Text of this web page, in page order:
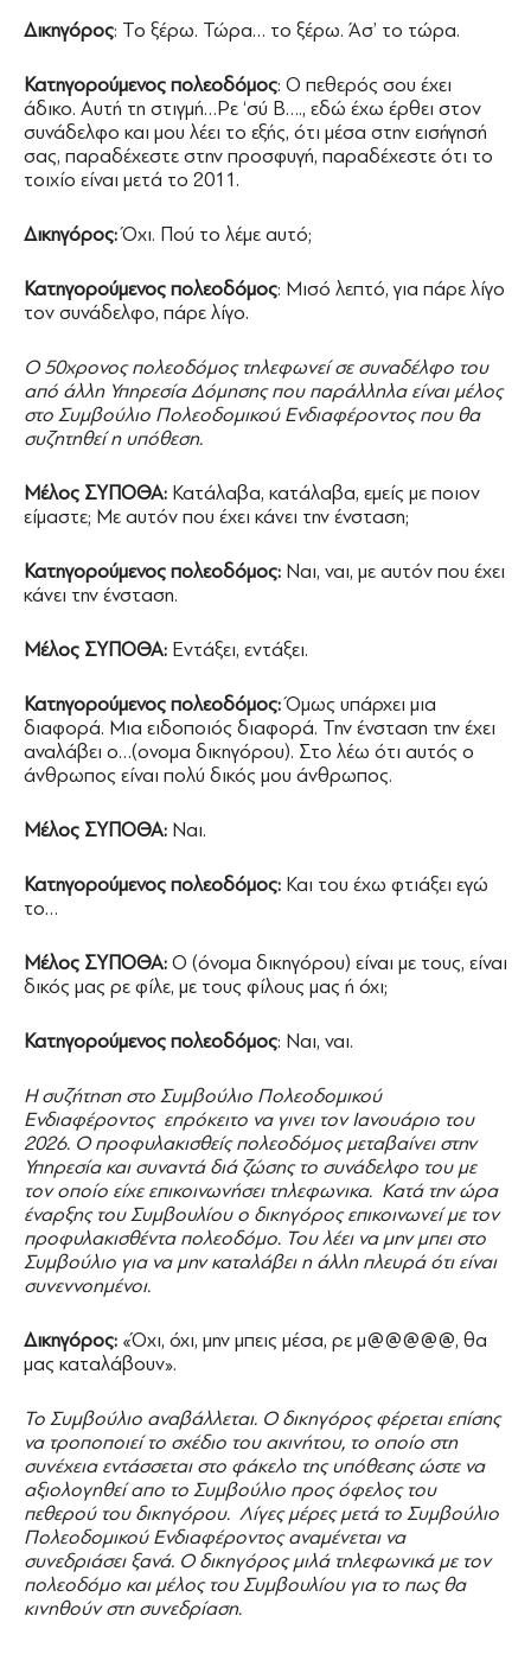
Δικηγόρος: Το ξέρω. Τώρα… το ξέρω. Άσ’ το τώρα.
Κατηγορούμενος πολεοδόμος: Ο πεθερός σου έχει
άδικο. Αυτή τη στιγμή…Ρε ‘σύ Β…., εδώ έχω έρθει στον
συνάδελφο και μου λέει το εξής, ότι μέσα στην εισήγησή
σας, παραδέχεστε στην προσφυγή, παραδέχεστε ότι το
τοιχίο είναι μετά το 2011.
Δικηγόρος:Όχι. Πού το λέμε αυτό;
Κατηγορούμενος πολεοδόμος: Μισό λεπτό, για πάρε λίγο
τον συνάδελφο, πάρε λίγο.
Ο 50χρονος πολεοδόμος τηλεφωνεί σε συναδέλφο του
από άλλη Υπηρεσία Δόμησης που παράλληλα είναι μέλος
στο Συμβούλιο Πολεοδομικού Ενδιαφέροντος που θα
συζητηθεί η υπόθεση.
Μέλος ΣΥΠΟΘΑ: Κατάλαβα, κατάλαβα, εμείς με ποιον
είμαστε; Με αυτόν που έχει κάνει την ένσταση;
Κατηγορούμενος πολεοδόμος: Ναι, ναι, με αυτόν που έχει
κάνει την ένσταση.
Μέλος ΣΥΠΟΘΑ: Εντάξει, εντάξει.
Κατηγορούμενος πολεοδόμος:Όμως υπάρχει μια
διαφορά. Μια ειδοποιός διαφορά. Την ένσταση την έχει
αναλάβει ο…(ονομα δικηγόρου). Στο λέω ότι αυτός ο
άνθρωπος είναι πολύ δικός μου άνθρωπος.
Μέλος ΣΥΠΟΘΑ: Ναι.
Κατηγορούμενος πολεοδόμος: Και του έχω φτιάξει εγώ
το…
Μέλος ΣΥΠΟΘΑ: Ο (όνομα δικηγόρου) είναι με τους, είναι
δικός μας ρε φίλε, με τους φίλους μας ή όχι;
Κατηγορούμενος πολεοδόμος: Ναι, ναι.
Η συζήτηση στο Συμβούλιο Πολεοδομικού
Ενδιαφέροντος επρόκειτο να γινει τον Ιανουάριο του
2026. Ο προφυλακισθείς πολεοδόμος μεταβαίνει στην
Υπηρεσία και συναντά διά ζώσης το συνάδελφο του με
τον οποίο είχε επικοινωνήσει τηλεφωνικα. Κατά την ώρα
έναρξης του Συμβουλίου ο δικηγόρος επικοινωνεί με τον
προφυλακισθέντα πολεοδόμο. Του λέει να μην μπει στο
Συμβούλιο για να μην καταλάβει η άλλη πλευρά ότι είναι
συνεννοημένοι.
Δικηγόρος: «Όχι, όχι, μην μπεις μέσα, ρε μ@@@@@, θα
μας καταλάβουν».
Το Συμβούλιο αναβάλλεται. Ο δικηγόρος φέρεται επίσης
να τροποποιεί το σχέδιο του ακινήτου, το οποίο στη
συνέχεια εντάσσεται στο φάκελο της υπόθεσης ώστε να
αξιολογηθεί απο το Συμβούλιο προς όφελος του
πεθερού του δικηγόρου. Λίγες μέρες μετά το Συμβούλιο
Πολεοδομικού Ενδιαφέροντος αναμένεται να
συνεδριάσει ξανά. Ο δικηγόρος μιλά τηλεφωνικά με τον
πολεοδόμο και μέλος του Συμβουλίου για το πως θα
κινηθούν στη συνεδρίαση.